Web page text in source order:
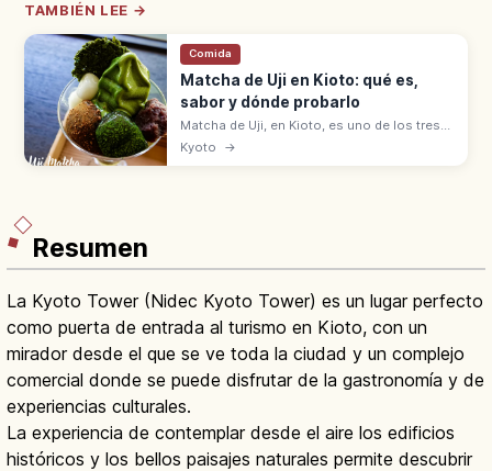
TAMBIÉN LEE →
Comida
Matcha de Uji en Kioto: qué es,
sabor y dónde probarlo
Matcha de Uji, en Kioto, es uno de los tres
grandes tés de Japón con Shizuoka y
Sayama. Origen en 1191 con Eisai,
Kyoto →
Resumen
La Kyoto Tower (Nidec Kyoto Tower) es un lugar perfecto
como puerta de entrada al turismo en Kioto, con un
mirador desde el que se ve toda la ciudad y un complejo
comercial donde se puede disfrutar de la gastronomía y de
experiencias culturales.
La experiencia de contemplar desde el aire los edificios
históricos y los bellos paisajes naturales permite descubrir